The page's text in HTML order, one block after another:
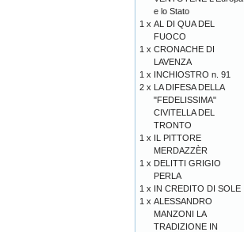
e lo Stato
1 x AL DI QUA DEL
FUOCO
1 x CRONACHE DI
LAVENZA
1 x INCHIOSTRO n. 91
2 x LA DIFESA DELLA
"FEDELISSIMA"
CIVITELLA DEL
TRONTO
1 x IL PITTORE
MERDAZZÈR
1 x DELITTI GRIGIO
PERLA
1 x IN CREDITO DI SOLE
1 x ALESSANDRO
MANZONI LA
TRADIZIONE IN